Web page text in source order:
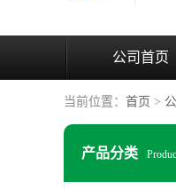
公司首页
当前位置： 首页 >
产品分类